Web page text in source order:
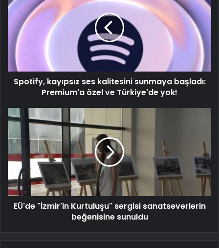
Spotify, kayıpsız ses kalitesini sunmaya başladı:
Premium'a özel ve Türkiye'de yok!
EÜ'de "İzmir'in Kurtuluşu" sergisi sanatseverlerin
beğenisine sunuldu